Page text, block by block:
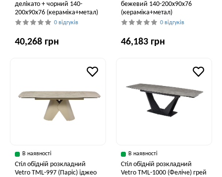
делікато + чорний 140-
200x90x76 (кераміка+метал)
0 відгуків
40,268 грн
бежевий 140-200x90x76
(кераміка+метал)
0 відгуків
46,183 грн
В наявності
Стіл обідній розкладний
Vetro ТМL-997 (Паріс) іджео
В наявності
Стіл обідній розкладний
Vetro ТМL-1000 (Феліче) грей